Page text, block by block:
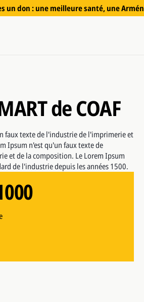
un don : une meilleure santé, une
de COAF
faux texte de l'industrie de l'imprimerie et
Ipsum n'est qu'un faux texte de
et de la composition. Le Lorem Ipsum
de l'industrie depuis les années 1500.